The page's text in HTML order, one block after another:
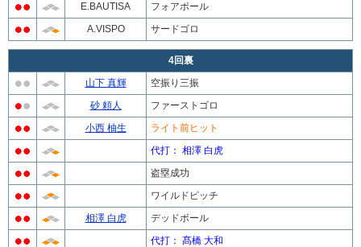
E.BAUTISA
フォアボール
A.VISPO
サードゴロ
4回裏
山下 真輝
空振り三振
砂 頼人
ファーストゴロ
小西 柚生
ライト前ヒット
代打： 相澤 白虎
盗塁成功
ワイルドピッチ
相澤 白虎
デッドボール
代打： 髙橋 大和